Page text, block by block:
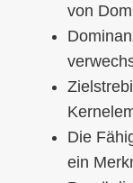
von
Die
ein